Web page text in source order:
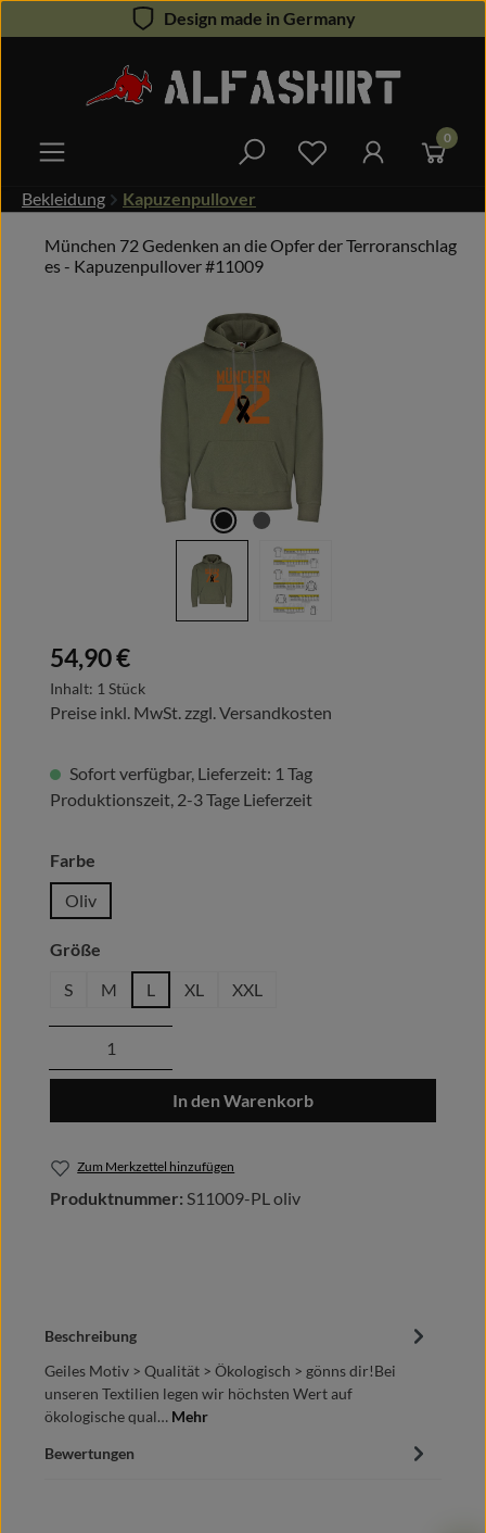
Zum Hauptinhalt springenDesign made in Germany
Du hast 0 0
Bekleidung Kapuzenpullover
München 72 Gedenken an die Opfer der Terroranschlag
es - Kapuzenpullover #11009
Regulärer Preis:
54,90 €
Inhalt: 1 Stück
Preise inkl. MwSt. zzgl. Versandkosten
Sofort verfügbar, Lieferzeit: 1 Tag
Produktionszeit, 2-3 Tage Lieferzeit
Farbe
Oliv
Größe
S
M L XL XXL
Produkt Anzahl: Gib den gewünschten
In den Warenkorb
Zum Merkzettel hinzufügen
Produktnummer: S11009-PL oliv
Beschreibung
Geiles Motiv > Qualität > Ökologisch > gönns dir!Bei
unseren Textilien legen wir höchsten Wert auf
ökologische qual… Mehr
Bewertungen